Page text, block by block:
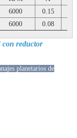
6000 0.15
6000 0.08
con reductor
planetarios de